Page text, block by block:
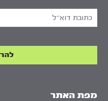
מפת האתר